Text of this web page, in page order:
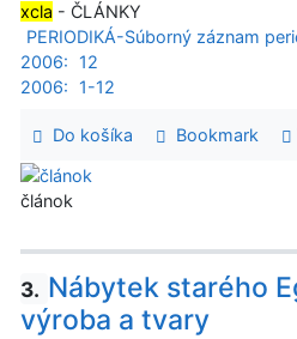
xcla - ČLÁNKY
PERIODIKÁ-Súborný záznam
2006:
12
2006:
1-12
Do košíka Bookmark
článok
3. Nábytek starého
výroba a tvary